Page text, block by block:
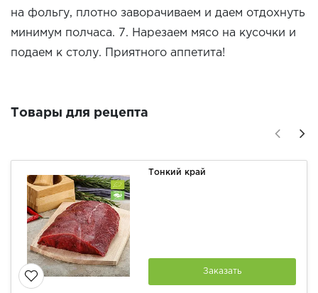
на фольгу, плотно заворачиваем и даем отдохнуть
минимум полчаса. 7. Нарезаем мясо на кусочки и
подаем к столу. Приятного аппетита!
Товары для рецепта
Тонкий край
Заказать